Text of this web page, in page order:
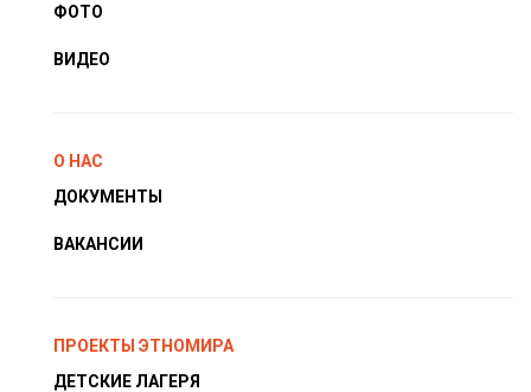
ФОТО
ВИДЕО
О НАС
ДОКУМЕНТЫ
ВАКАНСИИ
ПРОЕКТЫ ЭТНОМИРА
ДЕТСКИЕ ЛАГЕРЯ